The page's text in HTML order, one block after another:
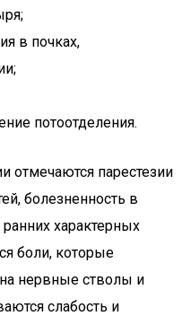
в почках,
потоотделения.
отмечаются парестезии
болезненность в
характерных
боли, которые
нервные стволы и
слабость и